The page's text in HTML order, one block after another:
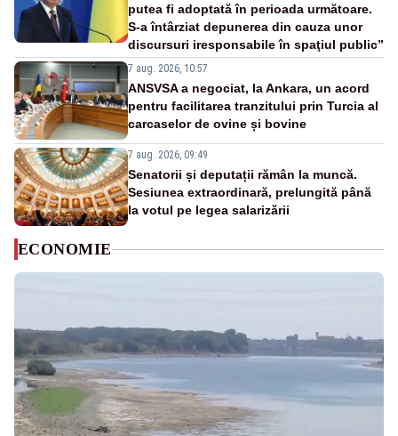
putea fi adoptată în perioada următoare.
S-a întârziat depunerea din cauza unor
discursuri iresponsabile în spaţiul public”
7 aug. 2026, 10:57
ANSVSA a negociat, la Ankara, un acord
pentru facilitarea tranzitului prin Turcia al
carcaselor de ovine și bovine
7 aug. 2026, 09:49
Senatorii și deputații rămân la muncă.
Sesiunea extraordinară, prelungită până
la votul pe legea salarizării
ECONOMIE